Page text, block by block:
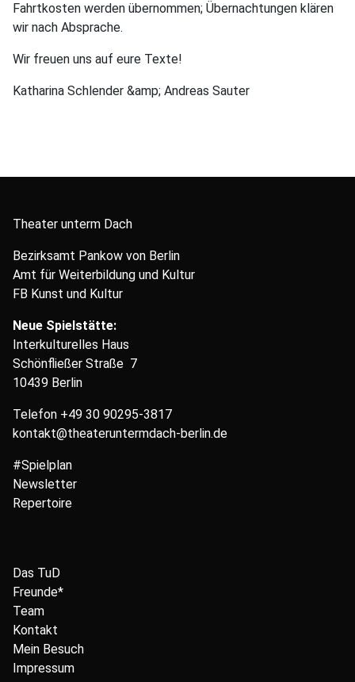
Fahrtkosten werden übernommen; Übernachtungen klären
wir nach Absprache.
Wir freuen uns auf eure Texte!
Katharina Schlender &amp; Andreas Sauter
Theater unterm Dach
Bezirksamt Pankow von Berlin
Amt für Weiterbildung und Kultur
FB Kunst und Kultur
Neue Spielstätte:
Interkulturelles Haus
Schönfließer Straße 7
10439 Berlin
Telefon +49 30 90295-3817
kontakt@theateruntermdach-berlin.de
#Spielplan
Newsletter
Repertoire
Das TuD
Freunde*
Team
Kontakt
Mein Besuch
Impressum